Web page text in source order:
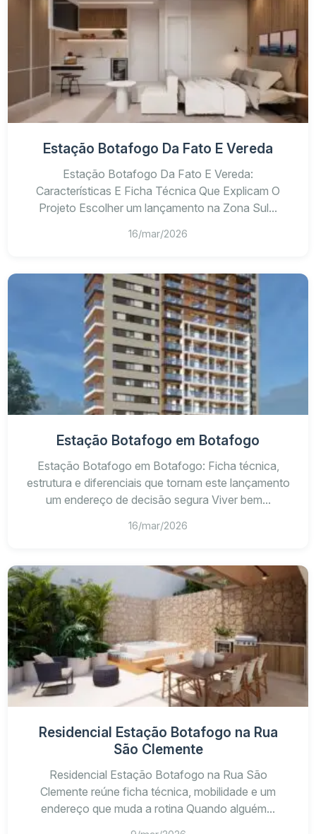
Estação Botafogo Da Fato E Vereda
Estação Botafogo Da Fato E Vereda:
Características E Ficha Técnica Que Explicam O
Projeto Escolher um lançamento na Zona Sul...
16/mar/2026
Estação Botafogo em Botafogo
Estação Botafogo em Botafogo: Ficha técnica,
estrutura e diferenciais que tornam este lançamento
um endereço de decisão segura Viver bem...
16/mar/2026
Residencial Estação Botafogo na Rua
São Clemente
Residencial Estação Botafogo na Rua São
Clemente reúne ficha técnica, mobilidade e um
endereço que muda a rotina Quando alguém...